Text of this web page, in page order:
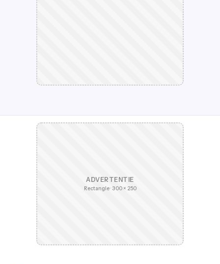
ADVERTENTIE
Rectangle · 300 × 250